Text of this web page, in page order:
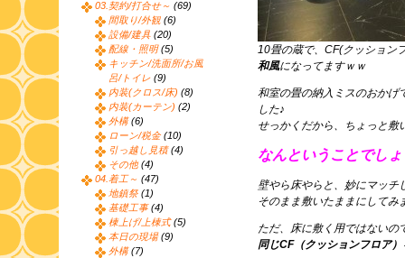
10畳の蔵で、CF(クッション
和風になってますｗｗ
和室の畳の納入ミスのおかげ
した♪
せっかくだから、ちょっと敷
なんということでしょ
壁やら床やらと、妙にマッチ
そのまま敷いたままにしてみ
ただ、床に敷く用ではないの
同じCF（クッションフロア）
03.契約/打合せ～ (69)
間取り/外観 (6)
設備/建具 (20)
配線・照明(5)
キッチン/洗面所/お風
呂/トイレ (9)
内装(クロス/床) (8)
内装(カーテン) (2)
外構(6)
ローン/税金(10)
引っ越し見積(4)
その他 (4)
04.着工～ (47)
地鎮祭 (1)
基礎工事(4)
棟上げ/上棟式(5)
本日の現場(9)
外構(7)